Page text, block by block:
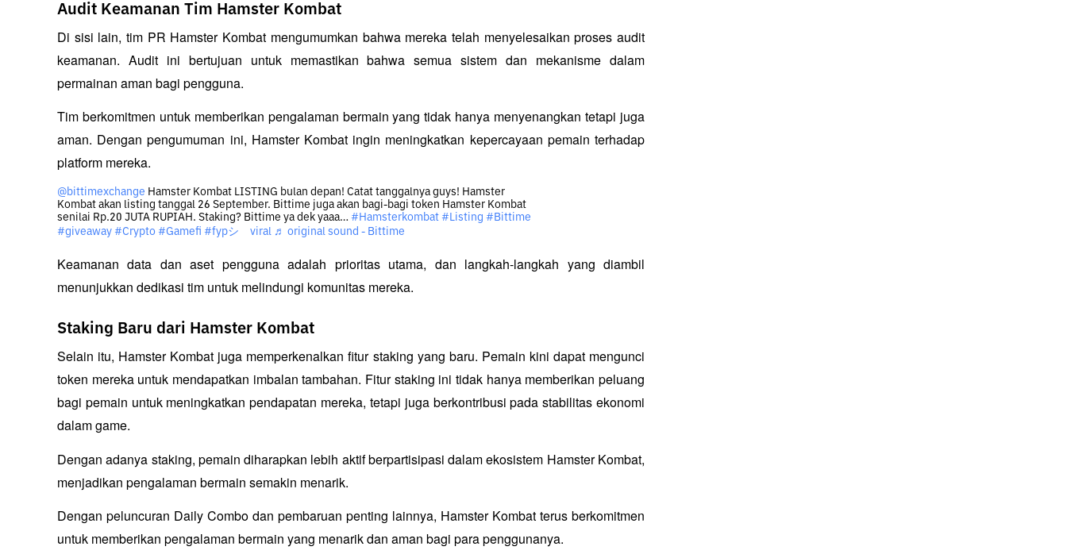
Audit Keamanan Tim Hamster Kombat
Di sisi lain, tim PR Hamster Kombat mengumumkan bahwa mereka telah menyelesaikan proses audit
keamanan. Audit ini bertujuan untuk memastikan bahwa semua sistem dan mekanisme dalam
permainan aman bagi pengguna.
Tim berkomitmen untuk memberikan pengalaman bermain yang tidak hanya menyenangkan tetapi juga
aman. Dengan pengumuman ini, Hamster Kombat ingin meningkatkan kepercayaan pemain terhadap
platform mereka.
@bittimexchange Hamster Kombat LISTING bulan depan! Catat tanggalnya guys! Hamster
Kombat akan listing tanggal 26 September. Bittime juga akan bagi-bagi token Hamster Kombat
senilai Rp.20 JUTA RUPIAH. Staking? Bittime ya dek yaaa… #Hamsterkombat #Listing #Bittime
#giveaway #Crypto #Gamefi #fypシ゚viral ♬ original sound - Bittime
Keamanan data dan aset pengguna adalah prioritas utama, dan langkah-langkah yang diambil
menunjukkan dedikasi tim untuk melindungi komunitas mereka.
Staking Baru dari Hamster Kombat
Selain itu, Hamster Kombat juga memperkenalkan fitur staking yang baru. Pemain kini dapat mengunci
token mereka untuk mendapatkan imbalan tambahan. Fitur staking ini tidak hanya memberikan peluang
bagi pemain untuk meningkatkan pendapatan mereka, tetapi juga berkontribusi pada stabilitas ekonomi
dalam game.
Dengan adanya staking, pemain diharapkan lebih aktif berpartisipasi dalam ekosistem Hamster Kombat,
menjadikan pengalaman bermain semakin menarik.
Dengan peluncuran Daily Combo dan pembaruan penting lainnya, Hamster Kombat terus berkomitmen
untuk memberikan pengalaman bermain yang menarik dan aman bagi para penggunanya.